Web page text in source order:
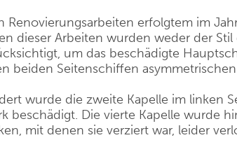
Renovierungsarbeiten erfolgtem im
dieser Arbeiten wurden weder der
um das beschädigte
beiden Seitenschiffen
wurde die zweite Kapelle im linken
beschädigt. Die vierte Kapelle wurde
mit denen sie verziert war, leider